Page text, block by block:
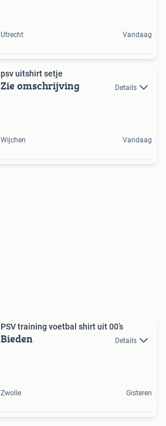
Utrecht Vandaag
psv uitshirt setje
Zie omschrijving Details
Wijchen Vandaag
PSV training voetbal shirt uit 00’s
Bieden Details
Zwolle Gisteren